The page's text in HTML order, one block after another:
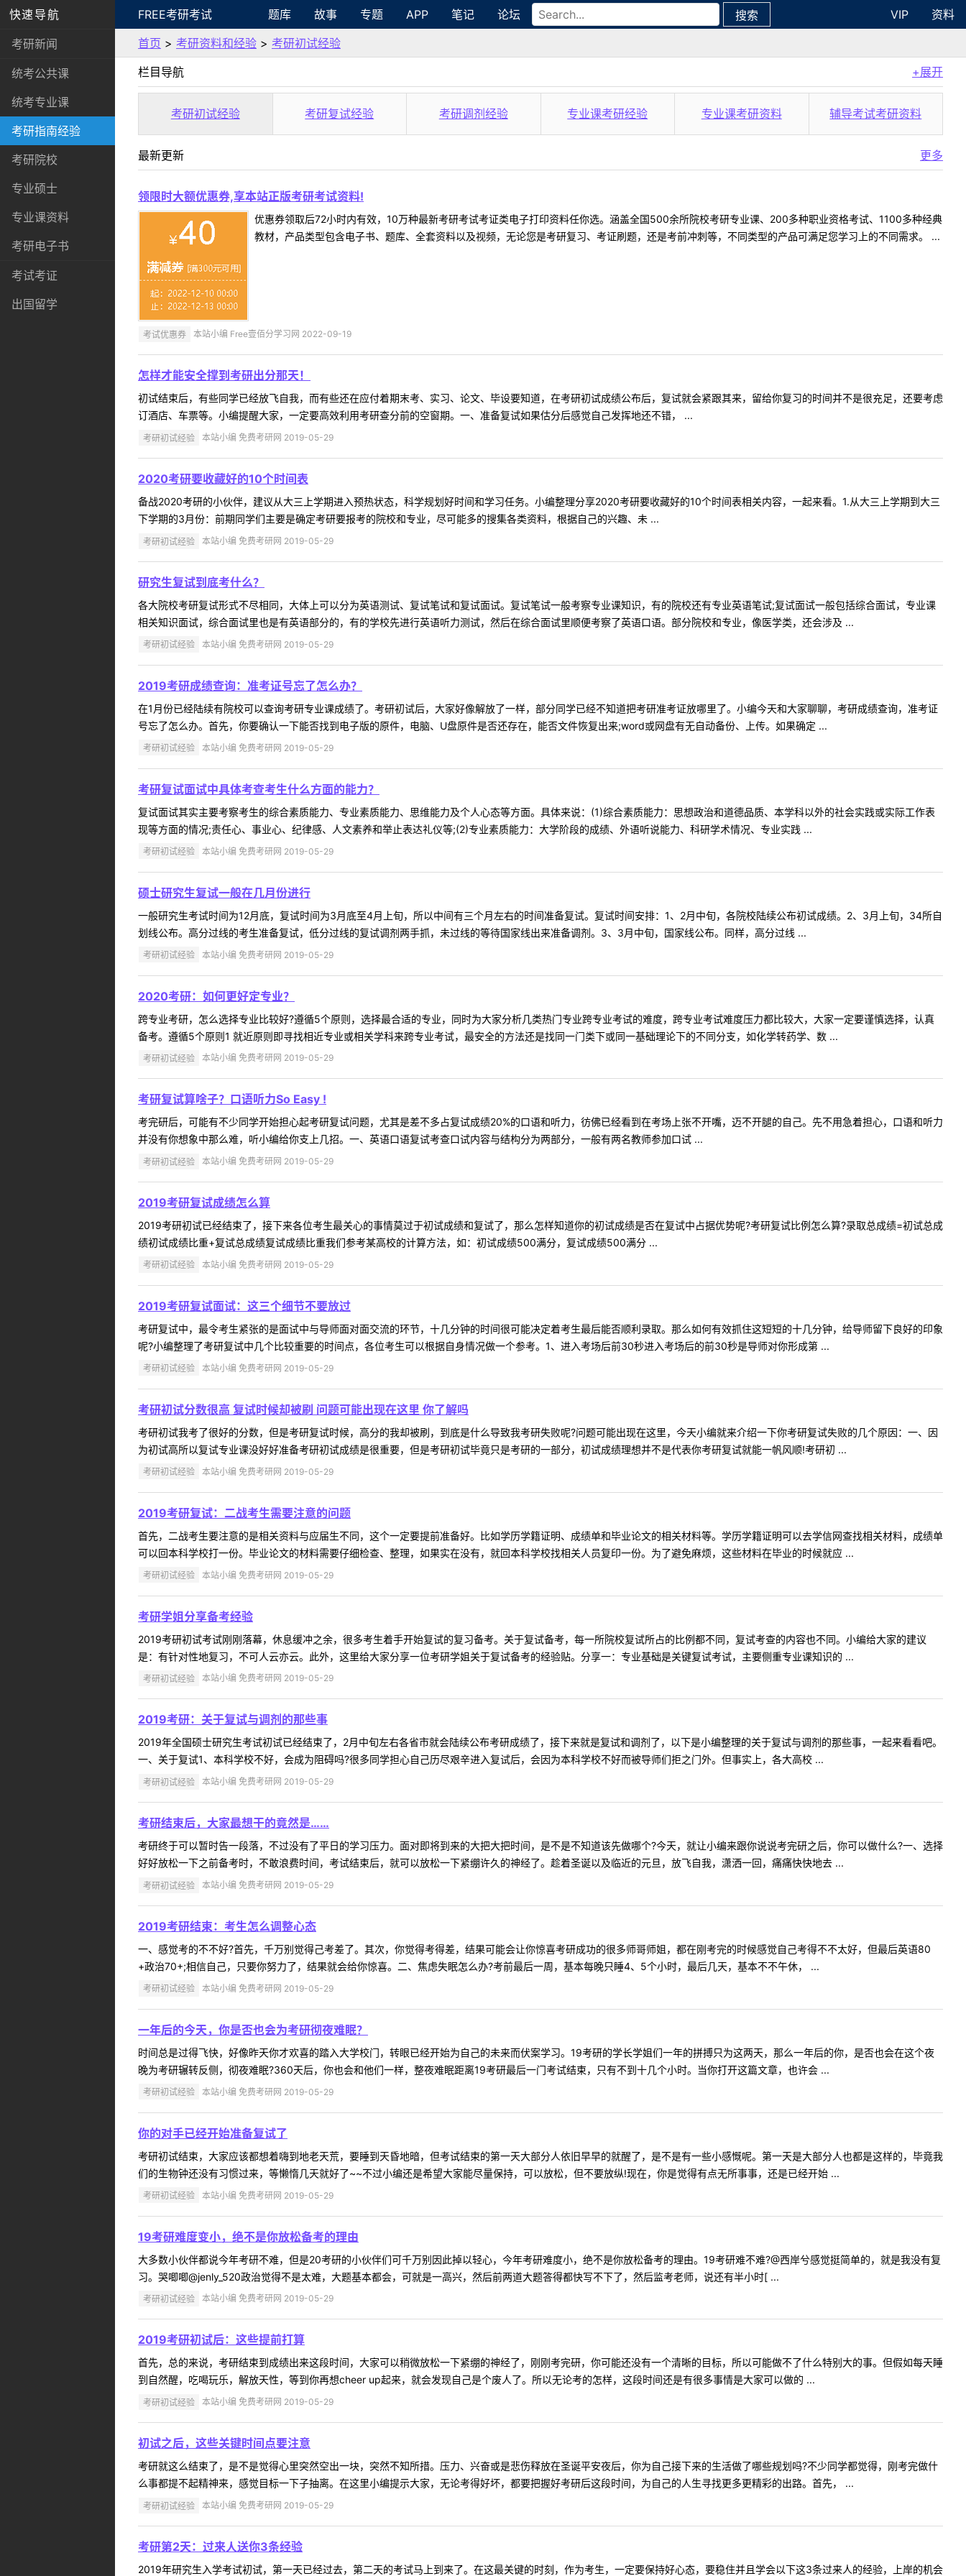
快速导航
考研新闻
统考公共课
统考专业课
考研指南经验
考研院校
专业硕士
专业课资料
考研电子书
考试考证
出国留学
FREE考研考试 题库 故事 专题 APP 笔记 论坛 搜索 VIP
资料
首页 > 考研资料和经验 > 考研初试经验
栏目导航
+展开
考研初试经验 考研复试经验 考研调剂经验 专业课考研经验 专业课考研资料 辅导考试考研资料
最新更新 更多
领限时大额优惠券,享本站正版考研考试资料!
优惠券领取后72小时内有效，10万种最新考研考试考证类电子打印资料任你选。涵盖全国500余所院校考研专业课、200多种职业资格考试、1100多种经典
教材，产品类型包含电子书、题库、全套资料以及视频，无论您是考研复习、考证刷题，还是考前冲刺等，不同类型的产品可满足您学习上的不同需求。 ...
考试优惠券 本站小编 Free壹佰分学习网 2022-09-19
怎样才能安全撑到考研出分那天！
初试结束后，有些同学已经放飞自我，而有些还在应付着期末考、实习、论文、毕设要知道，在考研初试成绩公布后，复试就会紧跟其来，留给你复习的时间并不是很充足，还要考虑
订酒店、车票等。小编提醒大家，一定要高效利用考研查分前的空窗期。一、准备复试如果估分后感觉自己发挥地还不错， ...
考研初试经验 本站小编 免费考研网 2019-05-29
2020考研要收藏好的10个时间表
备战2020考研的小伙伴，建议从大三上学期进入预热状态，科学规划好时间和学习任务。小编整理分享2020考研要收藏好的10个时间表相关内容，一起来看。1.从大三上学期到大三
下学期的3月份：前期同学们主要是确定考研要报考的院校和专业，尽可能多的搜集各类资料，根据自己的兴趣、未 ...
考研初试经验 本站小编 免费考研网 2019-05-29
研究生复试到底考什么？
各大院校考研复试形式不尽相同，大体上可以分为英语测试、复试笔试和复试面试。复试笔试一般考察专业课知识，有的院校还有专业英语笔试;复试面试一般包括综合面试，专业课
相关知识面试，综合面试里也是有英语部分的，有的学校先进行英语听力测试，然后在综合面试里顺便考察了英语口语。部分院校和专业，像医学类，还会涉及 ...
考研初试经验 本站小编 免费考研网 2019-05-29
2019考研成绩查询：准考证号忘了怎么办？
在1月份已经陆续有院校可以查询考研专业课成绩了。考研初试后，大家好像解放了一样，部分同学已经不知道把考研准考证放哪里了。小编今天和大家聊聊，考研成绩查询，准考证
号忘了怎么办。首先，你要确认一下能否找到电子版的原件，电脑、U盘原件是否还存在，能否文件恢复出来;word或网盘有无自动备份、上传。如果确定 ...
考研初试经验 本站小编 免费考研网 2019-05-29
考研复试面试中具体考查考生什么方面的能力？
复试面试其实主要考察考生的综合素质能力、专业素质能力、思维能力及个人心态等方面。具体来说：(1)综合素质能力：思想政治和道德品质、本学科以外的社会实践或实际工作表
现等方面的情况;责任心、事业心、纪律感、人文素养和举止表达礼仪等;(2)专业素质能力：大学阶段的成绩、外语听说能力、科研学术情况、专业实践 ...
考研初试经验 本站小编 免费考研网 2019-05-29
硕士研究生复试一般在几月份进行
一般研究生考试时间为12月底，复试时间为3月底至4月上旬，所以中间有三个月左右的时间准备复试。复试时间安排：1、2月中旬，各院校陆续公布初试成绩。2、3月上旬，34所自
划线公布。高分过线的考生准备复试，低分过线的复试调剂两手抓，未过线的等待国家线出来准备调剂。3、3月中旬，国家线公布。同样，高分过线 ...
考研初试经验 本站小编 免费考研网 2019-05-29
2020考研：如何更好定专业？
跨专业考研，怎么选择专业比较好?遵循5个原则，选择最合适的专业，同时为大家分析几类热门专业跨专业考试的难度，跨专业考试难度压力都比较大，大家一定要谨慎选择，认真
备考。遵循5个原则1 就近原则即寻找相近专业或相关学科来跨专业考试，最安全的方法还是找同一门类下或同一基础理论下的不同分支，如化学转药学、数 ...
考研初试经验 本站小编 免费考研网 2019-05-29
考研复试算啥子？口语听力So Easy !
考完研后，可能有不少同学开始担心起考研复试问题，尤其是差不多占复试成绩20%的口语和听力，彷佛已经看到在考场上张不开嘴，迈不开腿的自己。先不用急着担心，口语和听力
并没有你想象中那么难，听小编给你支上几招。一、英语口语复试考查口试内容与结构分为两部分，一般有两名教师参加口试 ...
考研初试经验 本站小编 免费考研网 2019-05-29
2019考研复试成绩怎么算
2019考研初试已经结束了，接下来各位考生最关心的事情莫过于初试成绩和复试了，那么怎样知道你的初试成绩是否在复试中占据优势呢?考研复试比例怎么算?录取总成绩=初试总成
绩初试成绩比重+复试总成绩复试成绩比重我们参考某高校的计算方法，如：初试成绩500满分，复试成绩500满分 ...
考研初试经验 本站小编 免费考研网 2019-05-29
2019考研复试面试：这三个细节不要放过
考研复试中，最令考生紧张的是面试中与导师面对面交流的环节，十几分钟的时间很可能决定着考生最后能否顺利录取。那么如何有效抓住这短短的十几分钟，给导师留下良好的印象
呢?小编整理了考研复试中几个比较重要的时间点，各位考生可以根据自身情况做一个参考。1、进入考场后前30秒进入考场后的前30秒是导师对你形成第 ...
考研初试经验 本站小编 免费考研网 2019-05-29
考研初试分数很高 复试时候却被刷 问题可能出现在这里 你了解吗
考研初试我考了很好的分数，但是考研复试时候，高分的我却被刷，到底是什么导致我考研失败呢?问题可能出现在这里，今天小编就来介绍一下你考研复试失败的几个原因：一、因
为初试高所以复试专业课没好好准备考研初试成绩是很重要，但是考研初试毕竟只是考研的一部分，初试成绩理想并不是代表你考研复试就能一帆风顺!考研初 ...
考研初试经验 本站小编 免费考研网 2019-05-29
2019考研复试：二战考生需要注意的问题
首先，二战考生要注意的是相关资料与应届生不同，这个一定要提前准备好。比如学历学籍证明、成绩单和毕业论文的相关材料等。学历学籍证明可以去学信网查找相关材料，成绩单
可以回本科学校打一份。毕业论文的材料需要仔细检查、整理，如果实在没有，就回本科学校找相关人员复印一份。为了避免麻烦，这些材料在毕业的时候就应 ...
考研初试经验 本站小编 免费考研网 2019-05-29
考研学姐分享备考经验
2019考研初试考试刚刚落幕，休息缓冲之余，很多考生着手开始复试的复习备考。关于复试备考，每一所院校复试所占的比例都不同，复试考查的内容也不同。小编给大家的建议
是：有针对性地复习，不可人云亦云。此外，这里给大家分享一位考研学姐关于复试备考的经验贴。分享一：专业基础是关键复试考试，主要侧重专业课知识的 ...
考研初试经验 本站小编 免费考研网 2019-05-29
2019考研：关于复试与调剂的那些事
2019年全国硕士研究生考试初试已经结束了，2月中旬左右各省市就会陆续公布考研成绩了，接下来就是复试和调剂了，以下是小编整理的关于复试与调剂的那些事，一起来看看吧。
一、关于复试1、本科学校不好，会成为阻碍吗?很多同学担心自己历尽艰辛进入复试后，会因为本科学校不好而被导师们拒之门外。但事实上，各大高校 ...
考研初试经验 本站小编 免费考研网 2019-05-29
考研结束后，大家最想干的竟然是……
考研终于可以暂时告一段落，不过没有了平日的学习压力。面对即将到来的大把大把时间，是不是不知道该先做哪个?今天，就让小编来跟你说说考完研之后，你可以做什么?一、选择
好好放松一下之前备考时，不敢浪费时间，考试结束后，就可以放松一下紧绷许久的神经了。趁着圣诞以及临近的元旦，放飞自我，潇洒一回，痛痛快快地去 ...
考研初试经验 本站小编 免费考研网 2019-05-29
2019考研结束：考生怎么调整心态
一、感觉考的不不好?首先，千万别觉得己考差了。其次，你觉得考得差，结果可能会让你惊喜考研成功的很多师哥师姐，都在刚考完的时候感觉自己考得不不太好，但最后英语80
+政治70+;相信自己，只要你努力了，结果就会给你惊喜。二、焦虑失眠怎么办?考前最后一周，基本每晚只睡4、5个小时，最后几天，基本不不午休， ...
考研初试经验 本站小编 免费考研网 2019-05-29
一年后的今天，你是否也会为考研彻夜难眠？
时间总是过得飞快，好像昨天你才欢喜的踏入大学校门，转眼已经开始为自己的未来而伏案学习。19考研的学长学姐们一年的拼搏只为这两天，那么一年后的你，是否也会在这个夜
晚为考研辗转反侧，彻夜难眠?360天后，你也会和他们一样，整夜难眠距离19考研最后一门考试结束，只有不到十几个小时。当你打开这篇文章，也许会 ...
考研初试经验 本站小编 免费考研网 2019-05-29
你的对手已经开始准备复试了
考研初试结束，大家应该都想着嗨到地老天荒，要睡到天昏地暗，但考试结束的第一天大部分人依旧早早的就醒了，是不是有一些小感慨呢。第一天是大部分人也都是这样的，毕竟我
们的生物钟还没有习惯过来，等懒惰几天就好了~~不过小编还是希望大家能尽量保持，可以放松，但不要放纵!现在，你是觉得有点无所事事，还是已经开始 ...
考研初试经验 本站小编 免费考研网 2019-05-29
19考研难度变小，绝不是你放松备考的理由
大多数小伙伴都说今年考研不难，但是20考研的小伙伴们可千万别因此掉以轻心，今年考研难度小，绝不是你放松备考的理由。19考研难不难?@西岸兮感觉挺简单的，就是我没有复
习。哭唧唧@jenly_520政治觉得不是太难，大题基本都会，可就是一高兴，然后前两道大题答得都快写不下了，然后监考老师，说还有半小时[ ...
考研初试经验 本站小编 免费考研网 2019-05-29
2019考研初试后：这些提前打算
首先，总的来说，考研结束到成绩出来这段时间，大家可以稍微放松一下紧绷的神经了，刚刚考完研，你可能还没有一个清晰的目标，所以可能做不了什么特别大的事。但假如每天睡
到自然醒，吃喝玩乐，解放天性，等到你再想cheer up起来，就会发现自己是个废人了。所以无论考的怎样，这段时间还是有很多事情是大家可以做的 ...
考研初试经验 本站小编 免费考研网 2019-05-29
初试之后，这些关键时间点要注意
考研就这么结束了，是不是觉得心里突然空出一块，突然不知所措。压力、兴奋或是悲伤释放在圣诞平安夜后，你为自己接下来的生活做了哪些规划吗?不少同学都觉得，刚考完做什
么事都提不起精神来，感觉目标一下子抽离。在这里小编提示大家，无论考得好坏，都要把握好考研后这段时间，为自己的人生寻找更多更精彩的出路。首先， ...
考研初试经验 本站小编 免费考研网 2019-05-29
考研第2天：过来人送你3条经验
2019年研究生入学考试初试，第一天已经过去，第二天的考试马上到来了。在这最关键的时刻，作为考生，一定要保持好心态，要稳住并且学会以下这3条过来人的经验，上岸的机会